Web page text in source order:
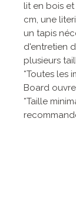
lit en bois
cm, une
un tapis
d'entretien
plusieurs
*Toutes les
Board
*Taille